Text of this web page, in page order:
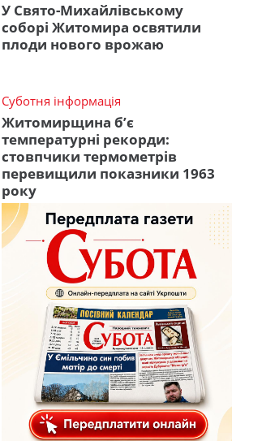
У Свято-Михайлівському
соборі Житомира освятили
плоди нового врожаю
Суботня інформація
Житомирщина б’є
температурні рекорди:
стовпчики термометрів
перевищили показники 1963
року